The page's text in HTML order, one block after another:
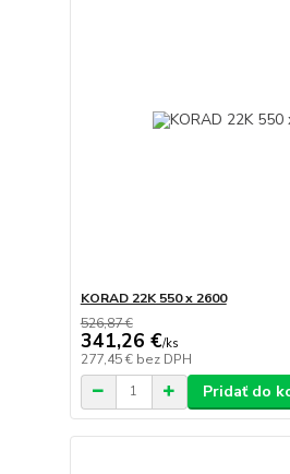
KORAD 22K 550 x 2600
526,87 €
341,26 €/ks
277,45 € bez DPH
Pridať do